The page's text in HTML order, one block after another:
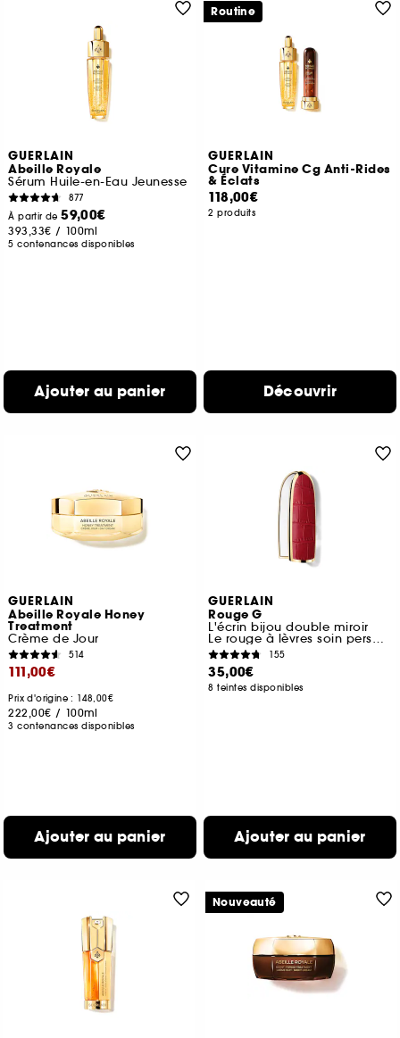
GUERLAIN
Abeille Royale
Sérum Huile-en-Eau Jeunesse
877
À partir de59,00€
393,33€ / 100ml
5 contenances disponibles
Ajouter au panier
GUERLAIN
Cure Vitamine Cg Anti-Rides
& Éclats
118,00€
2 produits
Découvrir
Routine
GUERLAIN
Abeille Royale Honey
Treatment
Crème de Jour
514
111,00€
Prix d'origine : 148,00€
222,00€ / 100ml
3 contenances disponibles
Ajouter au panier
GUERLAIN
Rouge G
L'écrin bijou double miroir
Le rouge à lèvres soin personnalisable
155
35,00€
8 teintes disponibles
Ajouter au panier
Nouveauté